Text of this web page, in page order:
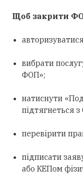
Щоб закрити
вибрати
ФОП»;
натиснути
підтягнеться
перевірити
підписати
або КЕПом